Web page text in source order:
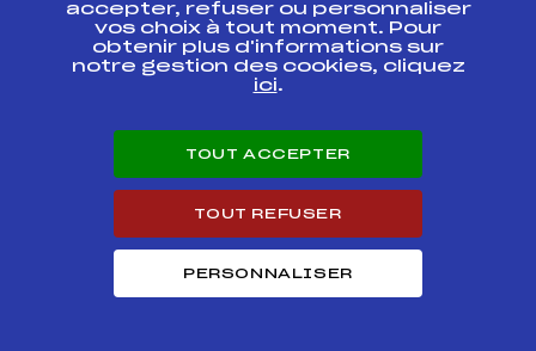
FIS0079.FFS
COUPE
CONTINENTALE OPA
FFS
FIS0287
FINAL
FFS
accepter, refuser ou personnaliser
vos choix à tout moment. Pour
obtenir plus d'informations sur
notre gestion des cookies, cliquez
ici.
TOUT ACCEPTER
TOUT REFUSER
PERSONNALISER